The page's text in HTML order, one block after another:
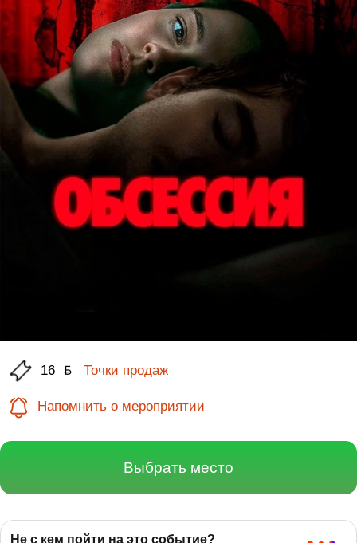
16 ƃ Точки продаж
Напомнить о мероприятии
Выбрать место